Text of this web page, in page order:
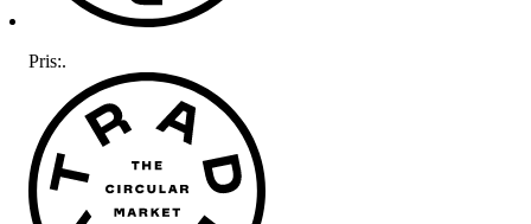
Pris:.